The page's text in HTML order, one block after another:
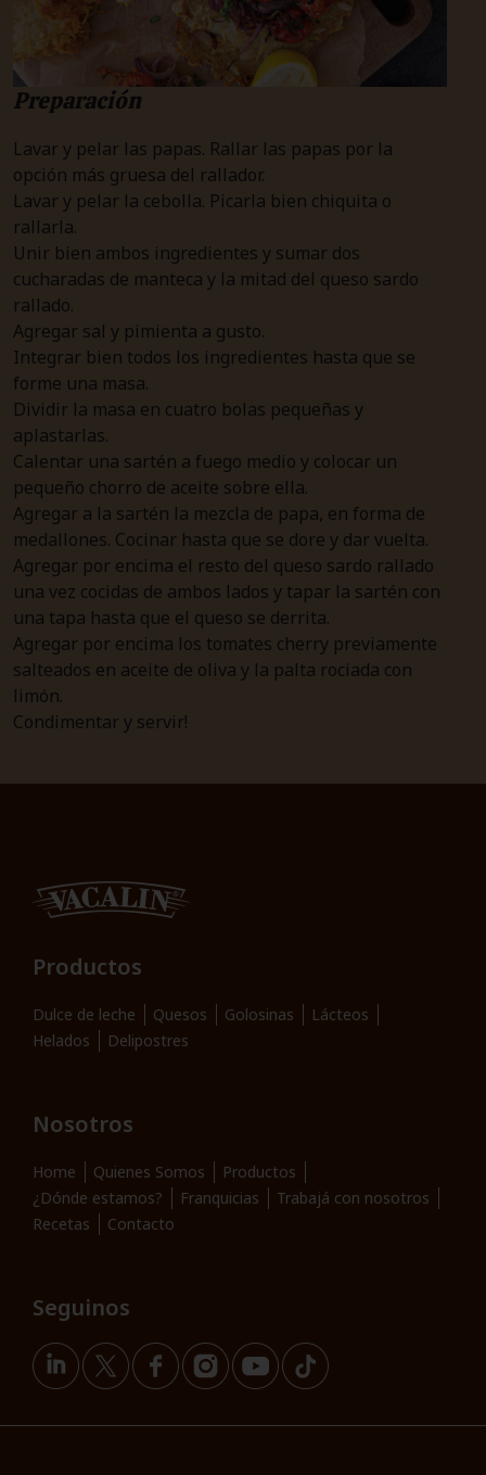
Preparación
Lavar y pelar las papas. Rallar las papas por la
opción más gruesa del rallador.
Lavar y pelar la cebolla. Picarla bien chiquita o
rallarla.
Unir bien ambos ingredientes y sumar dos
cucharadas de manteca y la mitad del queso sardo
rallado.
Agregar sal y pimienta a gusto.
Integrar bien todos los ingredientes hasta que se
forme una masa.
Dividir la masa en cuatro bolas pequeñas y
aplastarlas.
Calentar una sartén a fuego medio y colocar un
pequeño chorro de aceite sobre ella.
Agregar a la sartén la mezcla de papa, en forma de
medallones. Cocinar hasta que se dore y dar vuelta.
Agregar por encima el resto del queso sardo rallado
una vez cocidas de ambos lados y tapar la sartén con
una tapa hasta que el queso se derrita.
Agregar por encima los tomates cherry previamente
salteados en aceite de oliva y la palta rociada con
limón.
Condimentar y servir!
Productos
Dulce de leche Quesos Golosinas
Lácteos
Helados
Delipostres
Nosotros
Home Quienes Somos
Productos
¿Dónde estamos?
Franquicias
Trabajá con nosotros
Recetas
Contacto
Seguinos